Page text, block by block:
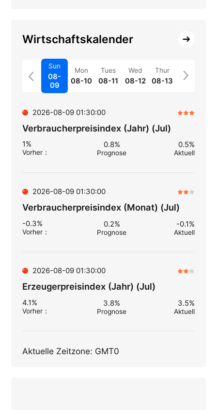
Wirtschaftskalender
Sun
08-
09
Mon
08-10
Tues
08-11
Wed
08-12
Thur
08-13
2026-08-09 01:30:00
Verbraucherpreisindex (Jahr) (Jul)
1%
Vorher：
0.8%
Prognose
0.5%
Aktuell
2026-08-09 01:30:00
Verbraucherpreisindex (Monat) (Jul)
-0.3%
Vorher：
0.2%
Prognose
-0.1%
Aktuell
2026-08-09 01:30:00
Erzeugerpreisindex (Jahr) (Jul)
4.1%
Vorher：
3.8%
Prognose
3.5%
Aktuell
Aktuelle Zeitzone: GMT0